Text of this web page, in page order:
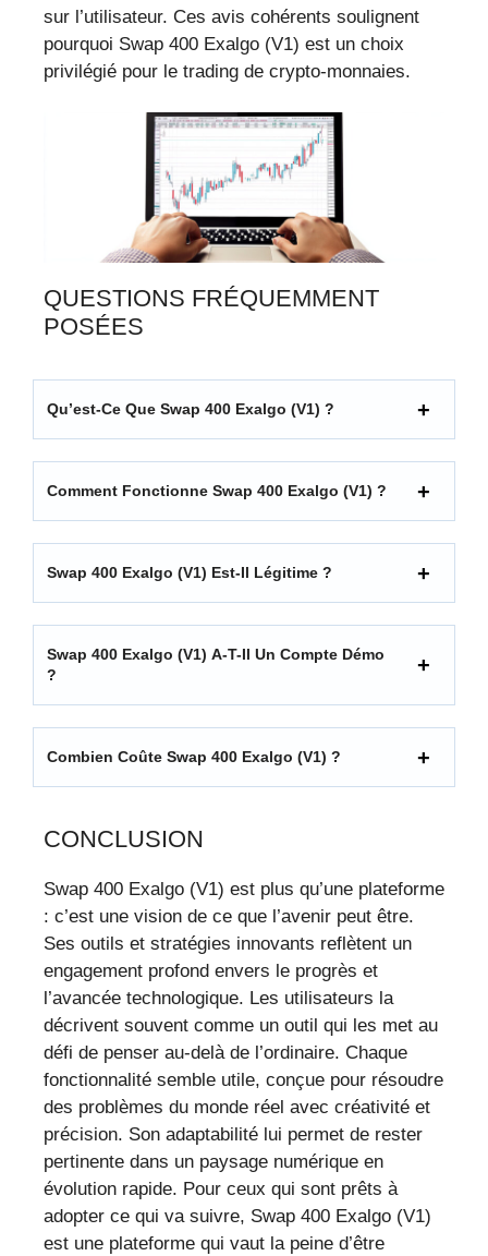
sur l’utilisateur. Ces avis cohérents soulignent
pourquoi Swap 400 Exalgo (V1) est un choix
privilégié pour le trading de crypto-monnaies.
QUESTIONS FRÉQUEMMENT
POSÉES
Qu’est-Ce Que Swap 400 Exalgo (V1) ?
Comment Fonctionne Swap 400 Exalgo (V1) ?
Swap 400 Exalgo (V1) Est-Il Légitime ?
Swap 400 Exalgo (V1) A-T-Il Un Compte Démo
?
Combien Coûte Swap 400 Exalgo (V1) ?
CONCLUSION
Swap 400 Exalgo (V1) est plus qu’une plateforme
: c’est une vision de ce que l’avenir peut être.
Ses outils et stratégies innovants reflètent un
engagement profond envers le progrès et
l’avancée technologique. Les utilisateurs la
décrivent souvent comme un outil qui les met au
défi de penser au-delà de l’ordinaire. Chaque
fonctionnalité semble utile, conçue pour résoudre
des problèmes du monde réel avec créativité et
précision. Son adaptabilité lui permet de rester
pertinente dans un paysage numérique en
évolution rapide. Pour ceux qui sont prêts à
adopter ce qui va suivre, Swap 400 Exalgo (V1)
est une plateforme qui vaut la peine d’être